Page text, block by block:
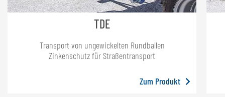
TDE
Transport von ungewickelten Rundballen
Zinkenschutz für Straßentransport
Zum Produkt